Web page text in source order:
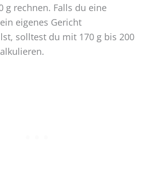
g rechnen. Falls du eine
eigenes Gericht
solltest du mit 170 g bis 200